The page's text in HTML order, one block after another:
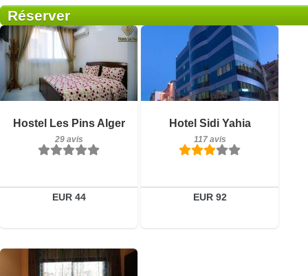
Réserver
Hostel Les Pins Alger
29 avis
EUR 44
29 avis
Détails
Réserver
Hotel Sidi Yahia
117 avis
EUR 92
Réserver